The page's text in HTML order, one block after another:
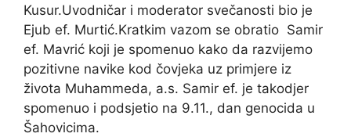
Kusur.Uvodničar i moderator svečanosti bio je
Ejub ef. Murtić.Kratkim vazom se obratio Samir
ef. Mavrić koji je spomenuo kako da razvijemo
pozitivne navike kod čovjeka uz primjere iz
života Muhammeda, a.s. Samir ef. je takodjer
spomenuo i podsjetio na 9.11., dan genocida u
Šahovicima.